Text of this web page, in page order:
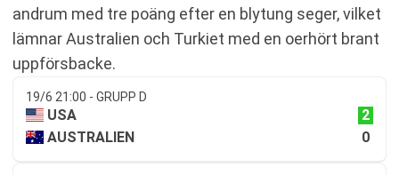
andrum med tre poäng efter en blytung seger, vilket
lämnar Australien och Turkiet med en oerhört brant
uppförsbacke.
19/6 21:00 - GRUPP D
USA
2
AUSTRALIEN
0